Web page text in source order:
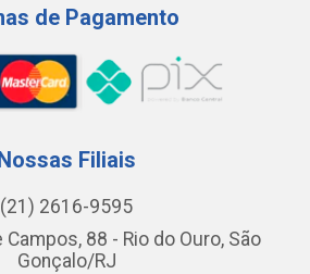
de Pagamento
Filiais
(21) 2616-9595
88 - Rio do Ouro, São
Gonçalo/RJ